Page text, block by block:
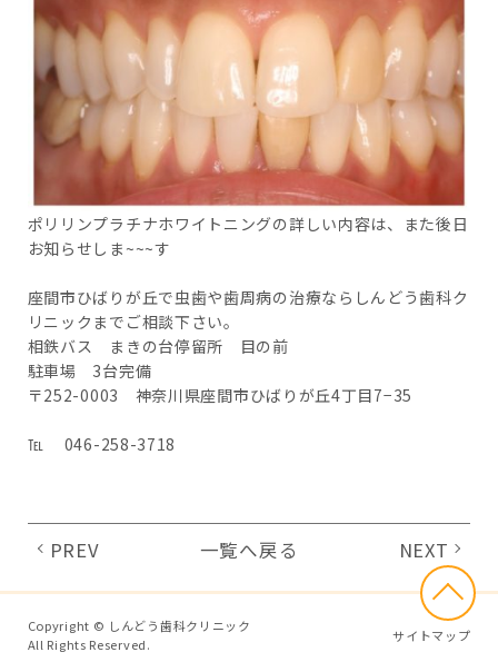
ポリリンプラチナホワイトニングの詳しい内容は、また後日
お知らせしま~~~す
座間市ひばりが丘で虫歯や歯周病の治療ならしんどう歯科ク
リニックまでご相談下さい。
相鉄バス まきの台停留所 目の前
駐車場 3台完備
〒252-0003 神奈川県座間市ひばりが丘4丁目7−35
℡ 046-258-3718
PREV 一覧へ戻る NEXT
Copyright © しんどう歯科クリニック
All Rights Reserved.
サイトマップ